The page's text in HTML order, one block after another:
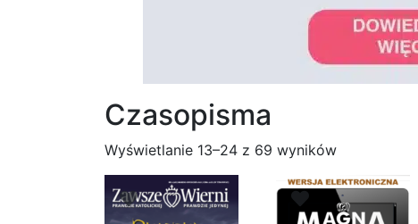
Czasopisma
Wyświetlanie 13–24 z 69 wynikówPosortowane
najnowszych